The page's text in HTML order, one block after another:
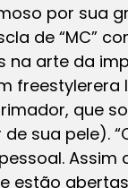
por sua
de “MC”
arte da
freestylerera
que
sua pele).
estão